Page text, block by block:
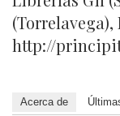
http://
Acerca de